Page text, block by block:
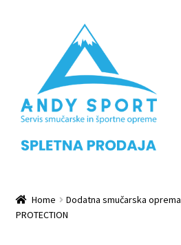
navigation
Checkout
Home Dodatna smučarska oprema
PROTECTION